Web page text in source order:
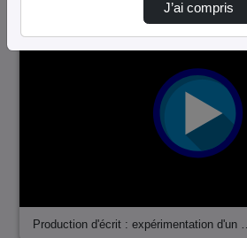
Production d'écrit : expérimentation d'un …
J’ai compris